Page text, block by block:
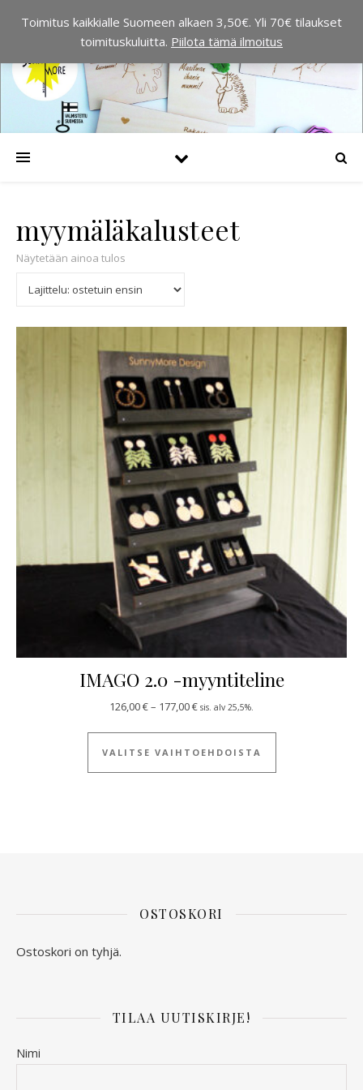
myymäläkalusteet
Näytetään ainoa tulos
IMAGO 2.0 -myyntiteline
126,00€– 177,00€Hintaluokka: 126,00 € - 177,00 €
sis. alv 25,5%.
VALITSE VAIHTOEHDOISTA
Tällä tuotteella
OSTOSKORI
Ostoskori on tyhjä.
TILAA UUTISKIRJE!
Nimi
Toimitus kaikkialle Suomeen alkaen 3,50€. Yli 70€ tilaukset
toimituskuluitta. Piilota tämä ilmoitus